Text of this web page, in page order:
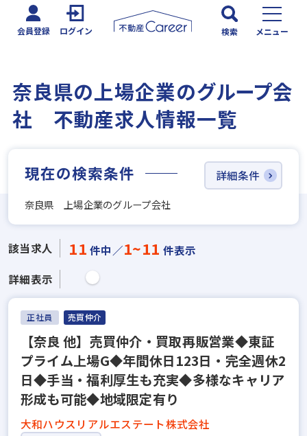
会員登録 ログイン 検索 メニュー
奈良県の上場企業のグループ会
社 不動産求人情報一覧
現在の検索条件
奈良県 上場企業のグループ会社
詳細条件
該当求人 11 件中／1~11 件表示
詳細表示
正社員 売買仲介
【奈良 他】売買仲介・買取再販営業◆東証
プライム上場G◆年間休日123日・完全週休2
日◆手当・福利厚生も充実◆多様なキャリア
形成も可能◆地域限定有り
大和ハウスリアルエステート株式会社